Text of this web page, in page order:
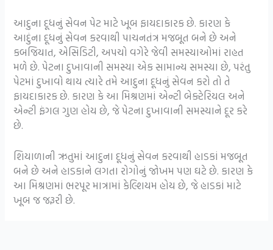
આદુના દૂધનું સેવન પેટ માટે ખૂબ ફાયદાકારક છે. કારણ કે
આદુંના દૂધનું સેવન કરવાથી પાચનતંત્ર મજબૂત બને છે અને
કબજિયાત, એસિડિટી, અપચો વગેરે જેવી સમસ્યાઓમાં રાહત
મળે છે.પેટના દુખાવાની સમસ્યા એક સામાન્ય સમસ્યા છે, પરંતુ
પેટમાં દુખાવો થાય ત્યારે તમે આદુના દૂધનું સેવન કરો તો તે
ફાયદાકારક છે. કારણ કે આ મિશ્રણમાં એન્ટી બેક્ટેરિયલ અને
એન્ટી ફંગલ ગુણ હોય છે, જે પેટના દુખાવાની સમસ્યાને દૂર કરે
છે.
શિયાળાની ઋતુમાં આદુના દૂધનું સેવન કરવાથી હાડકાં મજબૂત
બને છે અને હાડકાને લગતા રોગોનું જોખમ પણ ઘટે છે. કારણ કે
આ મિશ્રણમાં ભરપૂર માત્રામાં કેલ્શિયમ હોય છે, જે હાડકાં માટે
ખૂબ જ જરૂરી છે.